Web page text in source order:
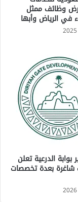
وظائف ممثل
في الرياض وأبها
الدرعية تعلن
بعدة تخصصات